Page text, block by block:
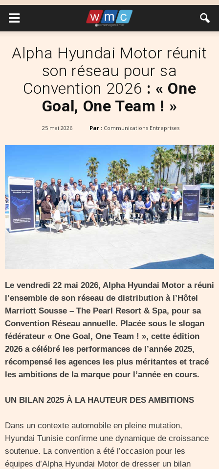
Alpha Hyundai Motor réunit
son réseau pour sa
Convention 2026 : « One
Goal, One Team ! »
25 mai 2026 Par : Communications Entreprises
Le vendredi 22 mai 2026, Alpha Hyundai Motor a réuni
l’ensemble de son réseau de distribution à l’Hôtel
Marriott Sousse – The Pearl Resort & Spa, pour sa
Convention Réseau annuelle. Placée sous le slogan
fédérateur « One Goal, One Team ! », cette édition
2026 a célébré les performances de l’année 2025,
récompensé les agences les plus méritantes et tracé
les ambitions de la marque pour l’année en cours.
UN BILAN 2025 À LA HAUTEUR DES AMBITIONS
Dans un contexte automobile en pleine mutation,
Hyundai Tunisie confirme une dynamique de croissance
soutenue. La convention a été l’occasion pour les
équipes d’Alpha Hyundai Motor de dresser un bilan